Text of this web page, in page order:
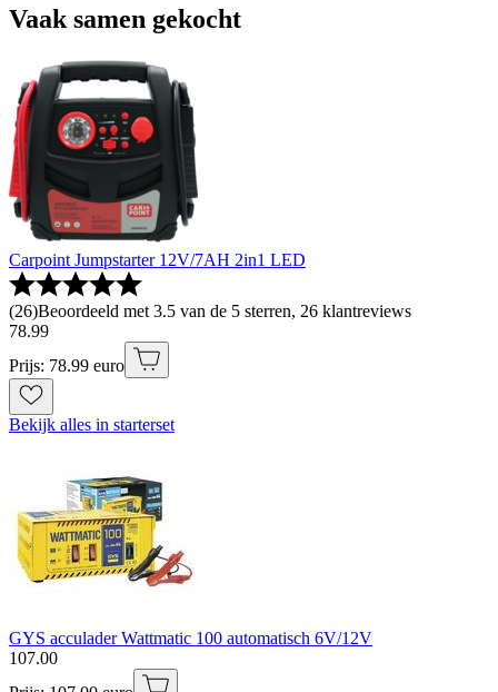
Vaak samen gekocht
Carpoint Jumpstarter 12V/7AH 2in1 LED
(26)Beoordeeld met 3.5 van de 5 sterren, 26 klantreviews
78.99
Prijs: 78.99 euro
Bekijk alles in starterset
GYS acculader Wattmatic 100 automatisch 6V/12V
107.00